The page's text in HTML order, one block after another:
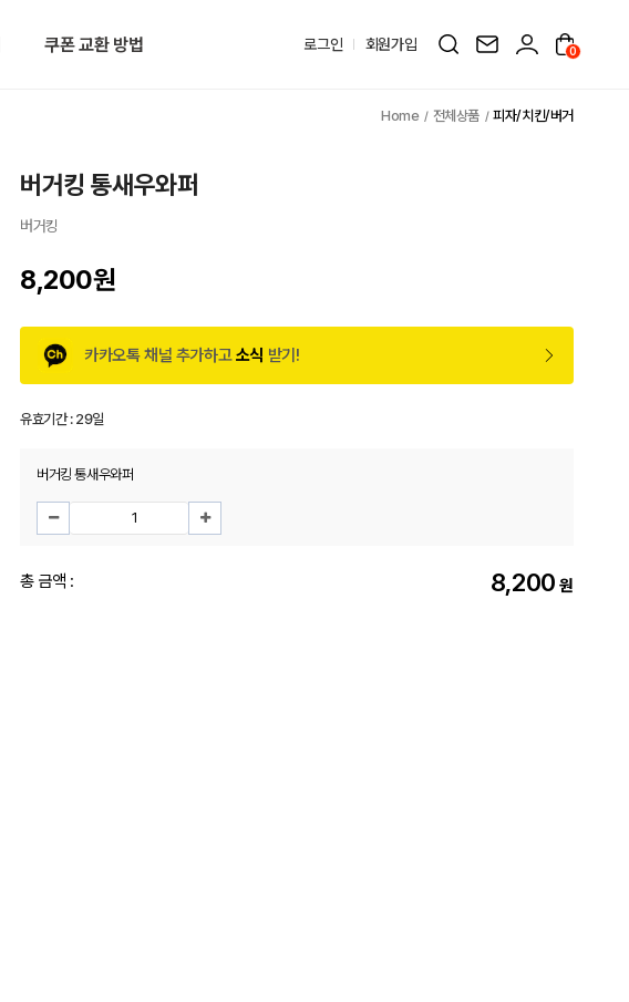
쿠폰 교환 방법 로그인 회원가입 0
전체상품 피자/치킨/버거
버거킹 통새우와퍼
버거킹
8,200원
카카오톡 채널 추가하고소식 받기!
유효기간 :29일
버거킹 통새우와퍼
총 금액 : 8,200 원